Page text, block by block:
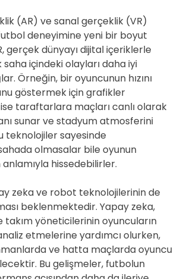
(AR) ve sanal gerçeklik (VR)
deneyimine yeni bir boyut
gerçek dünyayı dijital içeriklerle
içindeki olayları daha iyi
Örneğin, bir oyuncunun hızını
göstermek için grafikler
ise taraftarlara maçları canlı olarak
sunar ve stadyum atmosferini
teknolojiler sayesinde
olmasalar bile oyunun
anlamıyla hissedebilirler.
zeka ve robot teknolojilerinin de
beklenmektedir. Yapay zeka,
yöneticilerinin oyuncuların
etmelerine yardımcı olurken,
ve hatta maçlarda oyuncu
Bu gelişmeler, futbolun